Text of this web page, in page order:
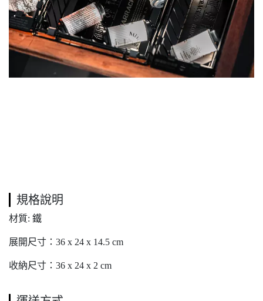
規格說明
材質: 鐵
展開尺寸：36 x 24 x 14.5 cm
收納尺寸：36 x 24 x 2 cm